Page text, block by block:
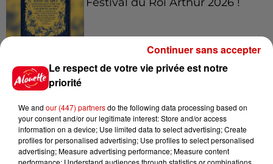
Gagnez vos entrées pour le
Alouette vous invite à
Le respect de votre vie privée est notre
priorité
We and our (447) partnersdo the following data processing based on
your consent and/or our legitimate interest: Store and/or access
information on a device; Use limited data to select advertising; Create
profiles for personalised advertising; Use profiles to select personalised
advertising; Measure advertising performance; Measure content
performance; Understand audiences through statistics or combinations
Continuer sans accepter